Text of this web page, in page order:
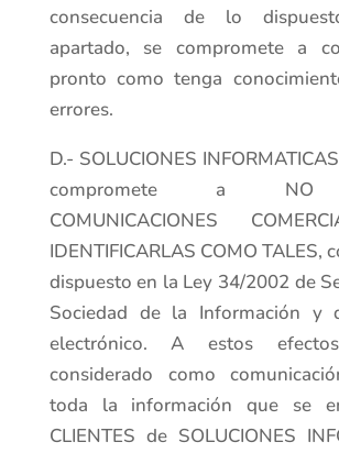
consecuencia de lo
apartado, se compromete a
pronto como tenga
errores.
D.- SOLUCIONES
compromete a NO
COMUNICACIONES
IDENTIFICARLAS COMO TALES,
dispuesto en la Ley 34/2002 de
Sociedad de la Información y
electrónico. A estos
considerado como
toda la información que se
CLIENTES de SOLUCIONES